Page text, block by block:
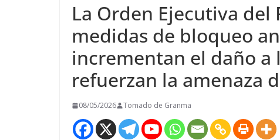
La Orden Ejecutiva
medidas de bloqueo
incrementan el daño
refuerzan la amenaza
08/05/2026 Tomado de Granma